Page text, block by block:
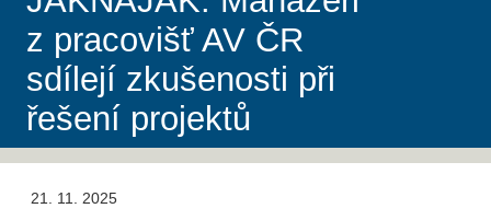
z pracovišť AV ČR
sdílejí zkušenosti při
řešení projektů
21. 11. 2025